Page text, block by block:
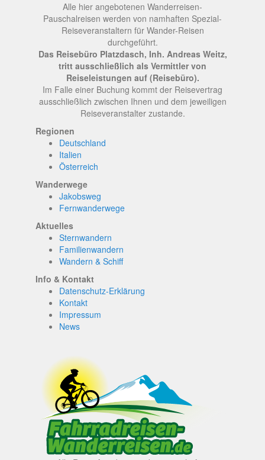
Alle hier angebotenen Wanderreisen-
Pauschalreisen werden von namhaften Spezial-
Reiseveranstaltern für Wander-Reisen
durchgeführt.
Das Reisebüro Platzdasch, Inh. Andreas Weitz,
tritt ausschließlich als Vermittler von
Reiseleistungen auf (Reisebüro).
Im Falle einer Buchung kommt der Reisevertrag
ausschließlich zwischen Ihnen und dem jeweiligen
Reiseveranstalter zustande.
Regionen
Deutschland
Italien
Österreich
Wanderwege
Jakobsweg
Fernwanderwege
Aktuelles
Sternwandern
Familienwandern
Wandern & Schiff
Info & Kontakt
Datenschutz-Erklärung
Kontakt
Impressum
News